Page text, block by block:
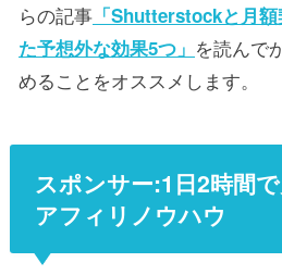
らの記事 「Shutterstockと月額
た予想外な効果5つ」 を読んで
めることをオススメします。
スポンサー:1日2時間
アフィリノウハウ